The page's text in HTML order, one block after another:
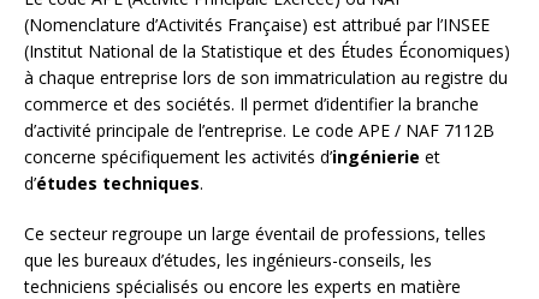
(Nomenclature d’Activités Française) est attribué par l’INSEE
(Institut National de la Statistique et des Études Économiques)
à chaque entreprise lors de son immatriculation au registre du
commerce et des sociétés. Il permet d’identifier la branche
d’activité principale de l’entreprise. Le code APE / NAF 7112B
concerne spécifiquement les activités d’ingénierie et
d’études techniques.
Ce secteur regroupe un large éventail de professions, telles
que les bureaux d’études, les ingénieurs-conseils, les
techniciens spécialisés ou encore les experts en matière